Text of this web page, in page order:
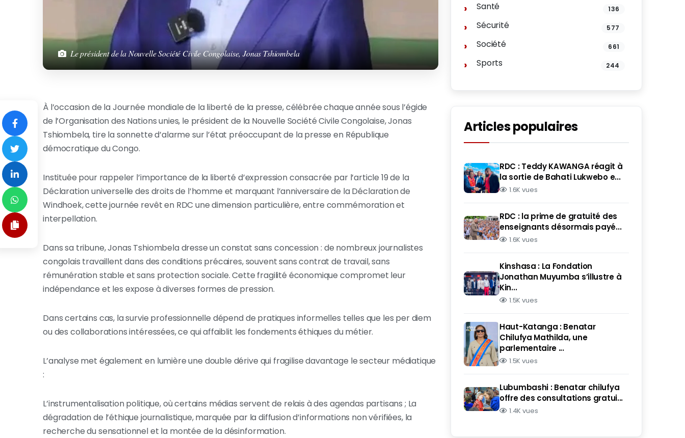
Le président de la Nouvelle Société Civile Congolaise, Jonas Tshiombela
À l’occasion de la Journée mondiale de la liberté de la presse, célébrée chaque année sous l’égide
de l’Organisation des Nations unies, le président de la Nouvelle Société Civile Congolaise, Jonas
Tshiombela, tire la sonnette d’alarme sur l’état préoccupant de la presse en République
démocratique du Congo.
Instituée pour rappeler l’importance de la liberté d’expression consacrée par l’article 19 de la
Déclaration universelle des droits de l’homme et marquant l’anniversaire de la Déclaration de
Windhoek, cette journée revêt en RDC une dimension particulière, entre commémoration et
interpellation.
Dans sa tribune, Jonas Tshiombela dresse un constat sans concession : de nombreux journalistes
congolais travaillent dans des conditions précaires, souvent sans contrat de travail, sans
rémunération stable et sans protection sociale. Cette fragilité économique compromet leur
indépendance et les expose à diverses formes de pression.
Dans certains cas, la survie professionnelle dépend de pratiques informelles telles que les per diem
ou des collaborations intéressées, ce qui affaiblit les fondements éthiques du métier.
L’analyse met également en lumière une double dérive qui fragilise davantage le secteur médiatique
:
L’instrumentalisation politique, où certains médias servent de relais à des agendas partisans ; La
dégradation de l’éthique journalistique, marquée par la diffusion d’informations non vérifiées, la
recherche du sensationnel et la montée de la désinformation.
Santé 136
Sécurité 577
Société 661
Sports 244
Articles populaires
RDC : Teddy KAWANGA réagit à
la sortie de Bahati Lukwebo e...
1.6K vues
RDC : la prime de gratuité des
enseignants désormais payé...
1.6K vues
Kinshasa : La Fondation
Jonathan Muyumba s’illustre à
Kin...
1.5K vues
Haut-Katanga : Benatar
Chilufya Mathilda, une
parlementaire ...
1.5K vues
Lubumbashi : Benatar chilufya
offre des consultations gratui...
1.4K vues